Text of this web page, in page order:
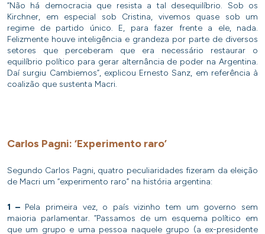
“Não há democracia que resista a tal desequilíbrio. Sob os
Kirchner, em especial sob Cristina, vivemos quase sob um
regime de partido único. E, para fazer frente a ele, nada.
Felizmente houve inteligência e grandeza por parte de diversos
setores que perceberam que era necessário restaurar o
equilíbrio político para gerar alternância de poder na Argentina.
Daí surgiu Cambiemos”, explicou Ernesto Sanz, em referência à
coalizão que sustenta Macri.
Carlos Pagni: ‘Experimento raro’
Segundo Carlos Pagni, quatro peculiaridades fizeram da eleição
de Macri um “experimento raro” na história argentina:
1 –Pela primeira vez, o país vizinho tem um governo sem
maioria parlamentar. “Passamos de um esquema político em
que um grupo e uma pessoa naquele grupo (a ex-presidente